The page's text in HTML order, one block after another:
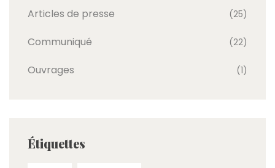
Articles de presse (25)
Communiqué (22)
Ouvrages (1)
Étiquettes